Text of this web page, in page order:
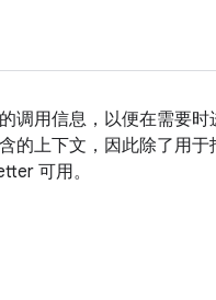
调用信息，以便在需要时
的上下文，因此除了用
可用。